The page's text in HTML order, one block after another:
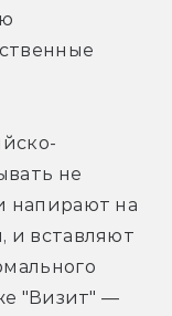
не
напирают на
и вставляют
"Визит" —